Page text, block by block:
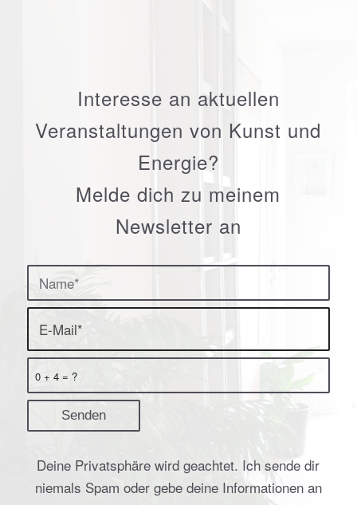
Interesse an aktuellen
Veranstaltungen von Kunst und
Energie?
Melde dich zu meinem
Newsletter an
0 + 4 = ?
Deine Privatsphäre wird geachtet. Ich sende dir
niemals Spam oder gebe deine Informationen an